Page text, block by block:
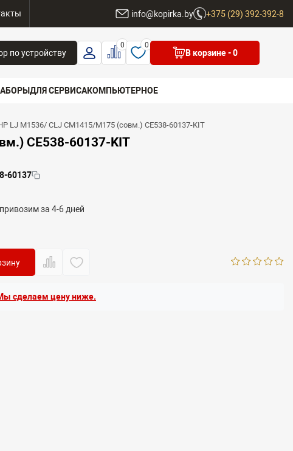
info@kopirka.by +375 (29) 392-392-8
по устройству
бренд
0 0
В корзине- 0
ДЛЯ СЕРВИСАКОМПЬЮТЕРНОЕ
LJ M1536/ CLJ CM1415/M175 (совм.) CE538-60137-KIT
CE538-60137-KIT
60137
за 4-6 дней
сделаем цену ниже.